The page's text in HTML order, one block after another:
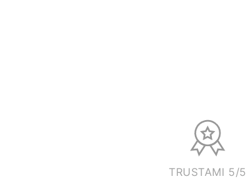
TRUSTAMI 5/5